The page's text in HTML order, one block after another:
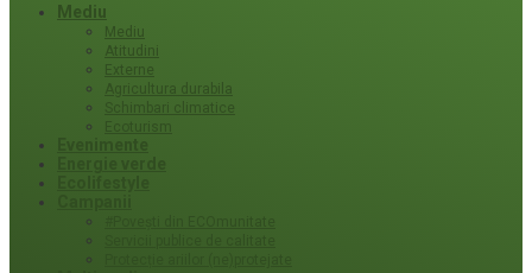
Mediu
Mediu
Atitudini
Externe
Agricultura durabila
Schimbari climatice
Ecoturism